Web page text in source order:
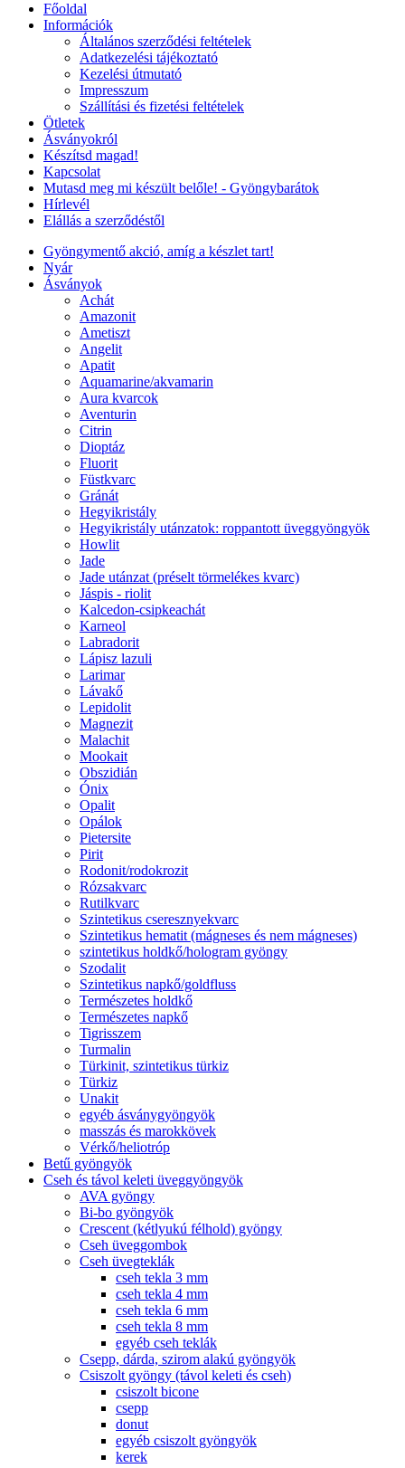
Főoldal
Információk
Általános szerződési feltételek
Adatkezelési tájékoztató
Kezelési útmutató
Impresszum
Szállítási és fizetési feltételek
Ötletek
Ásványokról
Készítsd magad!
Kapcsolat
Mutasd meg mi készült belőle! - Gyöngybarátok
Hírlevél
Elállás a szerződéstől
Gyöngymentő akció, amíg a készlet tart!
Nyár
Ásványok
Achát
Amazonit
Ametiszt
Angelit
Apatit
Aquamarine/akvamarin
Aura kvarcok
Aventurin
Citrin
Dioptáz
Fluorit
Füstkvarc
Gránát
Hegyikristály
Hegyikristály utánzatok: roppantott üveggyöngyök
Howlit
Jade
Jade utánzat (préselt törmelékes kvarc)
Jáspis - riolit
Kalcedon-csipkeachát
Karneol
Labradorit
Lápisz lazuli
Larimar
Lávakő
Lepidolit
Magnezit
Malachit
Mookait
Obszidián
Ónix
Opalit
Opálok
Pietersite
Pirit
Rodonit/rodokrozit
Rózsakvarc
Rutilkvarc
Szintetikus cseresznyekvarc
Szintetikus hematit (mágneses és nem mágneses)
szintetikus holdkő/hologram gyöngy
Szodalit
Szintetikus napkő/goldfluss
Természetes holdkő
Természetes napkő
Tigrisszem
Turmalin
Türkinit, szintetikus türkiz
Türkiz
Unakit
egyéb ásványgyöngyök
masszás és marokkövek
Vérkő/heliotróp
Betű gyöngyök
Cseh és távol keleti üveggyöngyök
AVA gyöngy
Bi-bo gyöngyök
Crescent (kétlyukú félhold) gyöngy
Cseh üveggombok
Cseh üvegteklák
cseh tekla 3 mm
cseh tekla 4 mm
cseh tekla 6 mm
cseh tekla 8 mm
egyéb cseh teklák
Csepp, dárda, szirom alakú gyöngyök
Csiszolt gyöngy (távol keleti és cseh)
csiszolt bicone
csepp
donut
egyéb csiszolt gyöngyök
kerek